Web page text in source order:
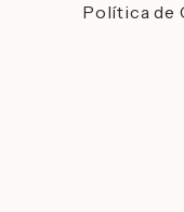
Política de